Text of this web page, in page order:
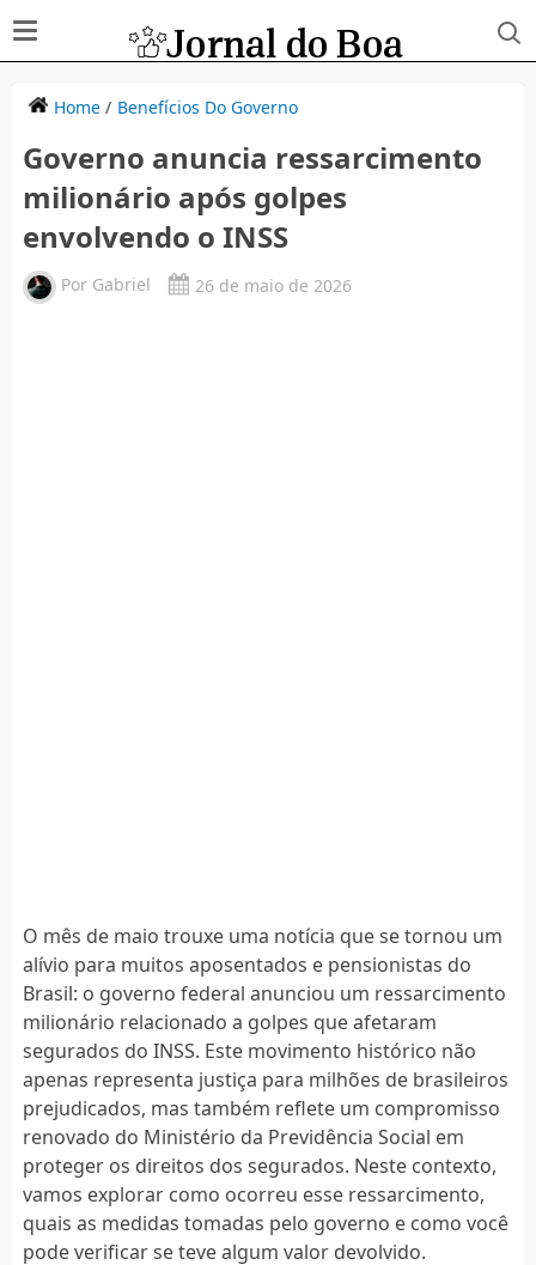
Home/ Benefícios Do Governo
Governo anuncia ressarcimento
milionário após golpes
envolvendo o INSS
Por Gabriel 26 de maio de 2026
O mês de maio trouxe uma notícia que se tornou um
alívio para muitos aposentados e pensionistas do
Brasil: o governo federal anunciou um ressarcimento
milionário relacionado a golpes que afetaram
segurados do INSS. Este movimento histórico não
apenas representa justiça para milhões de brasileiros
prejudicados, mas também reflete um compromisso
renovado do Ministério da Previdência Social em
proteger os direitos dos segurados. Neste contexto,
vamos explorar como ocorreu esse ressarcimento,
quais as medidas tomadas pelo governo e como você
pode verificar se teve algum valor devolvido.